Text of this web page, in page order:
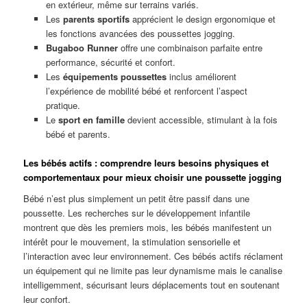
en extérieur, même sur terrains variés.
Les parents sportifsapprécient le design ergonomique et
les fonctions avancées des poussettes jogging.
Bugaboo Runneroffre une combinaison parfaite entre
performance, sécurité et confort.
Les équipements poussettesinclus améliorent
l’expérience de mobilité bébé et renforcent l’aspect
pratique.
Le sport en familledevient accessible, stimulant à la fois
bébé et parents.
Les bébés actifs : comprendre leurs besoins physiques et
comportementaux pour mieux choisir une poussette jogging
Bébé n’est plus simplement un petit être passif dans une
poussette. Les recherches sur le développement infantile
montrent que dès les premiers mois, les bébés manifestent un
intérêt pour le mouvement, la stimulation sensorielle et
l’interaction avec leur environnement. Ces bébés actifs réclament
un équipement qui ne limite pas leur dynamisme mais le canalise
intelligemment, sécurisant leurs déplacements tout en soutenant
leur confort.